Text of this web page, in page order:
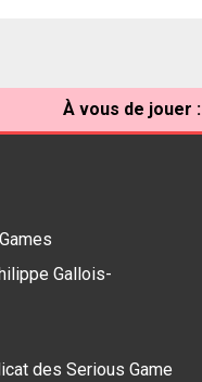
À vous de jouer :
Gallois-
des Serious Game